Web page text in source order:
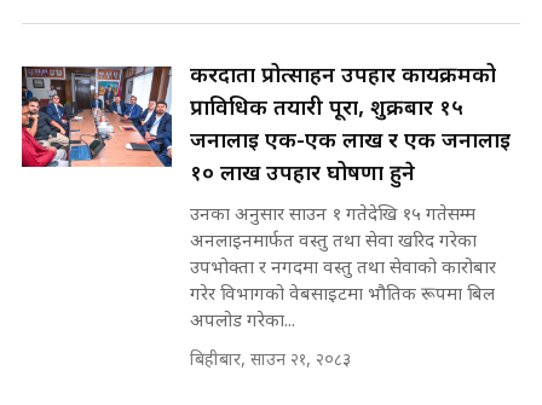
SIDHAKURA ||
कहिले बन्ला चक्रपथ ? विस्तार कार्यमा
किन भइरहेछ ढिलाइ ?The Ring Road
Expansion Dilemma |
SIDHAKURA |
पटकपटक भावुक बने गृहमन्त्री सुदन
SIDHAKURA ||
घुसको डिल गर्ने मन्त्रीकाे राजिनामा,
भूमिसुधार मन्त्रीलाई जोगाइदै ! ||
SIDHAKURA ||
७८ लाख घुस खाने मन्त्री ! जोगाउने
प्रधानमन्त्री ? || SIDHAKURA ||
SIDHAKURA INVESTIGATION
||
करदाता प्रोत्साहन उपहार कार्यक्रमको
प्राविधिक तयारी पूरा, शुक्रबार १५
जनालाई एक-एक लाख र एक जनालाई
१० लाख उपहार घोषणा हुने
उनका अनुसार साउन १ गतेदेखि १५ गतेसम्म
अनलाइनमार्फत वस्तु तथा सेवा खरिद गरेका
उपभोक्ता र नगदमा वस्तु तथा सेवाको कारोबार
गरेर विभागको वेबसाइटमा भौतिक रूपमा बिल
अपलोड गरेका...
बिहीबार, साउन २१, २०८३